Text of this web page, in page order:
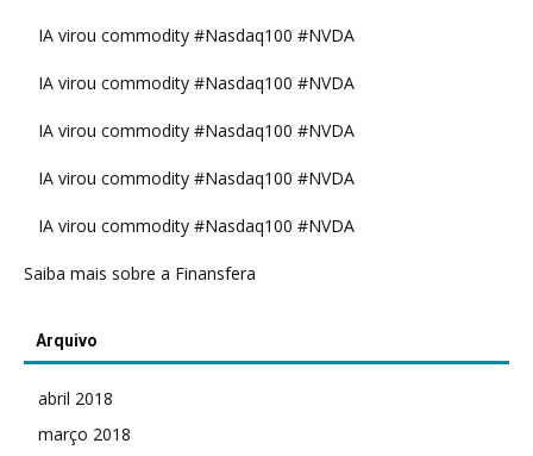
IA virou commodity #Nasdaq100 #NVDA
IA virou commodity #Nasdaq100 #NVDA
IA virou commodity #Nasdaq100 #NVDA
IA virou commodity #Nasdaq100 #NVDA
IA virou commodity #Nasdaq100 #NVDA
Saiba mais sobre a Finansfera
Arquivo
abril 2018
março 2018